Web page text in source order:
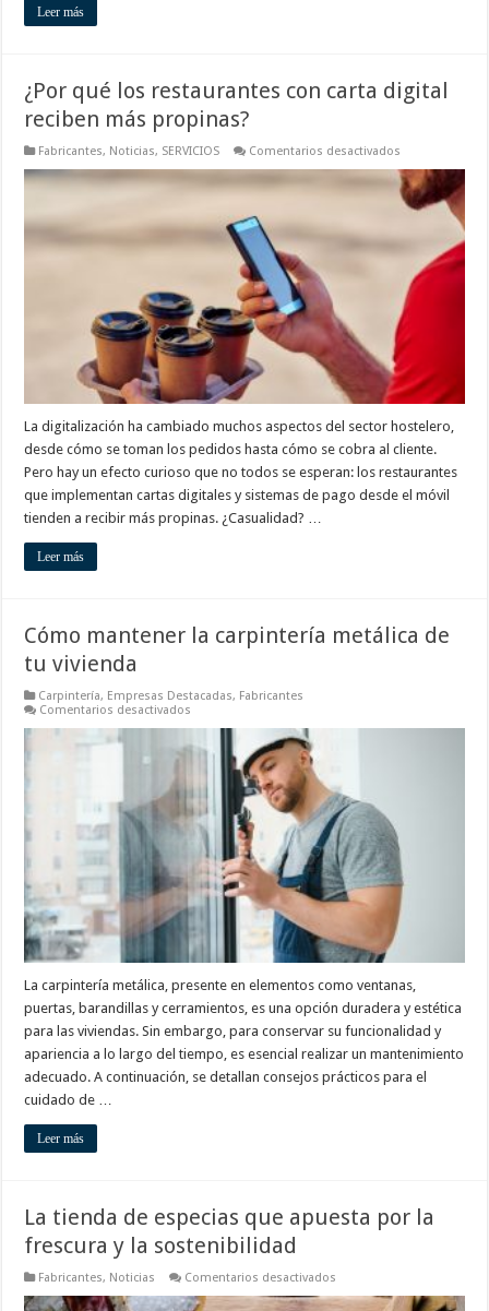
Leer más
¿Por qué los restaurantes con carta digital
reciben más propinas?
Fabricantes, Noticias, SERVICIOS Comentarios desactivados
qué
los
restaurantes
reciben
más
propinas?
La digitalización ha cambiado muchos aspectos del sector hostelero,
desde cómo se toman los pedidos hasta cómo se cobra al cliente.
Pero hay un efecto curioso que no todos se esperan: los restaurantes
que implementan cartas digitales y sistemas de pago desde el móvil
tienden a recibir más propinas. ¿Casualidad? …
Leer más
Cómo mantener la carpintería metálica de
tu vivienda
Carpintería, Empresas Destacadas, Fabricantes
Comentarios desactivados
la
carpintería
tu
vivienda
La carpintería metálica, presente en elementos como ventanas,
puertas, barandillas y cerramientos, es una opción duradera y estética
para las viviendas. Sin embargo, para conservar su funcionalidad y
apariencia a lo largo del tiempo, es esencial realizar un mantenimiento
adecuado. A continuación, se detallan consejos prácticos para el
cuidado de …
Leer más
La tienda de especias que apuesta por la
frescura y la sostenibilidad
Fabricantes, Noticias Comentarios desactivados
tienda